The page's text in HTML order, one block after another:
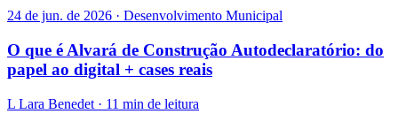
24 de jun. de 2026 · Desenvolvimento Municipal
O que é Alvará de Construção Autodeclaratório: do
papel ao digital + cases reais
L Lara Benedet · 11 min de leitura